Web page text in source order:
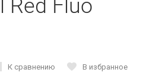
Red Fluo
К сравнению В избранное